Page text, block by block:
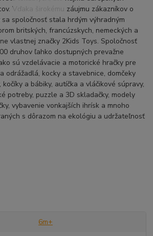
Vďaka širokému záujmu zákazníkov o
spoločnosť stala hrdým výhradným
britských, francúzskych, nemeckých a
vlastnej značky 2Kids Toys. Spoločnosť
druhov ľahko dostupných prevažne
sú vzdelávacie a motorické hračky pre
odrážadlá, kocky a stavebnice, domčeky
a bábiky, autíčka a vláčikové súpravy,
potreby, puzzle a 3D skladačky, modely
vybavenie vonkajších ihrísk a mnoho
s dôrazom na ekológiu a udržateľnosť
6m+